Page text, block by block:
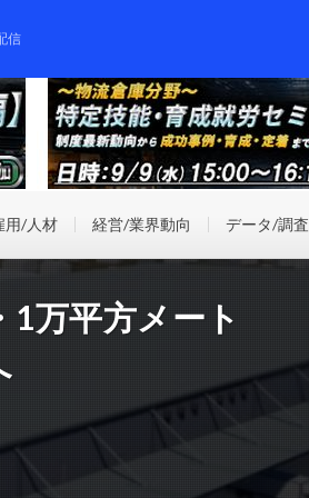
信
用/人材 経営/業界動向 データ/調査
万平方メート